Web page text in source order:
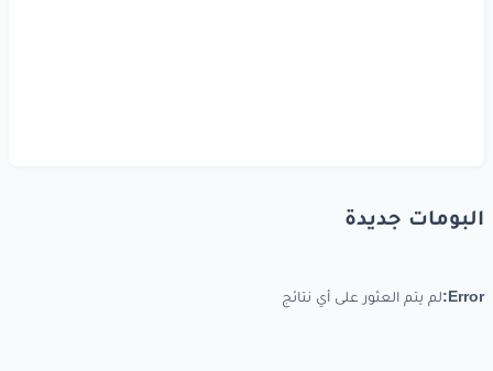
البومات جديدة
Error: لم يتم العثور على أي نتائج